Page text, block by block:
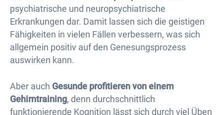
psychiatrische und neuropsychiatrische
Erkrankungen dar. Damit lassen sich die geistigen
Fähigkeiten in vielen Fällen verbessern, was sich
allgemein positiv auf den Genesungsprozess
auswirken kann.
Aber auch Gesunde profitieren von einem
Gehirntraining, denn durchschnittlich
funktionierende Kognition lässt sich durch viel Üben